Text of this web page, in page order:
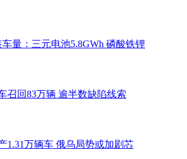
量：三元电池5.8GWh 磷酸铁锂
召回83万辆 逾半数缺陷线索
1.31万辆车 俄乌局势或加剧芯